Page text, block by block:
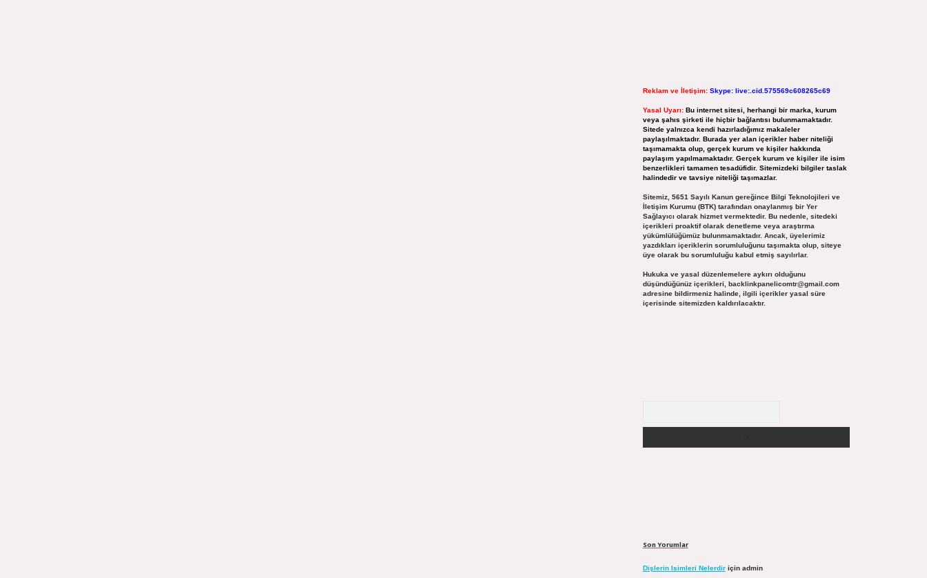
Reklam ve İletişim: Skype: live:.cid.575569c608265c69
Yasal Uyarı: Bu internet sitesi, herhangi bir marka, kurum
veya şahıs şirketi ile hiçbir bağlantısı bulunmamaktadır.
Sitede yalnızca kendi hazırladığımız makaleler
paylaşılmaktadır. Burada yer alan içerikler haber niteliği
taşımamakta olup, gerçek kurum ve kişiler hakkında
paylaşım yapılmamaktadır. Gerçek kurum ve kişiler ile isim
benzerlikleri tamamen tesadüfidir. Sitemizdeki bilgiler taslak
halindedir ve tavsiye niteliği taşımazlar.
Sitemiz, 5651 Sayılı Kanun gereğince Bilgi Teknolojileri ve
İletişim Kurumu (BTK) tarafından onaylanmış bir Yer
Sağlayıcı olarak hizmet vermektedir. Bu nedenle, sitedeki
içerikleri proaktif olarak denetleme veya araştırma
yükümlülüğümüz bulunmamaktadır. Ancak, üyelerimiz
yazdıkları içeriklerin sorumluluğunu taşımakta olup, siteye
üye olarak bu sorumluluğu kabul etmiş sayılırlar.
Hukuka ve yasal düzenlemelere aykırı olduğunu
düşündüğünüz içerikleri, backlinkpanelicomtr@gmail.com
adresine bildirmeniz halinde, ilgili içerikler yasal süre
içerisinde sitemizden kaldırılacaktır.
Son Yorumlar
Dişlerin Isimleri Nelerdiriçin admin